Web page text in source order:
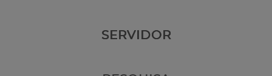
SERVIDOR